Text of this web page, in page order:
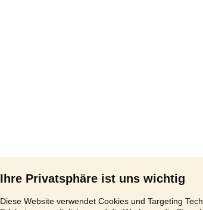
Ihre Privatsphäre ist uns wichtig
Diese Website verwendet Cookies und Targeting